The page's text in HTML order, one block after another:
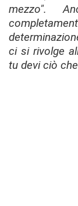
mezzo".
ci si rivolge
tu devi ciò